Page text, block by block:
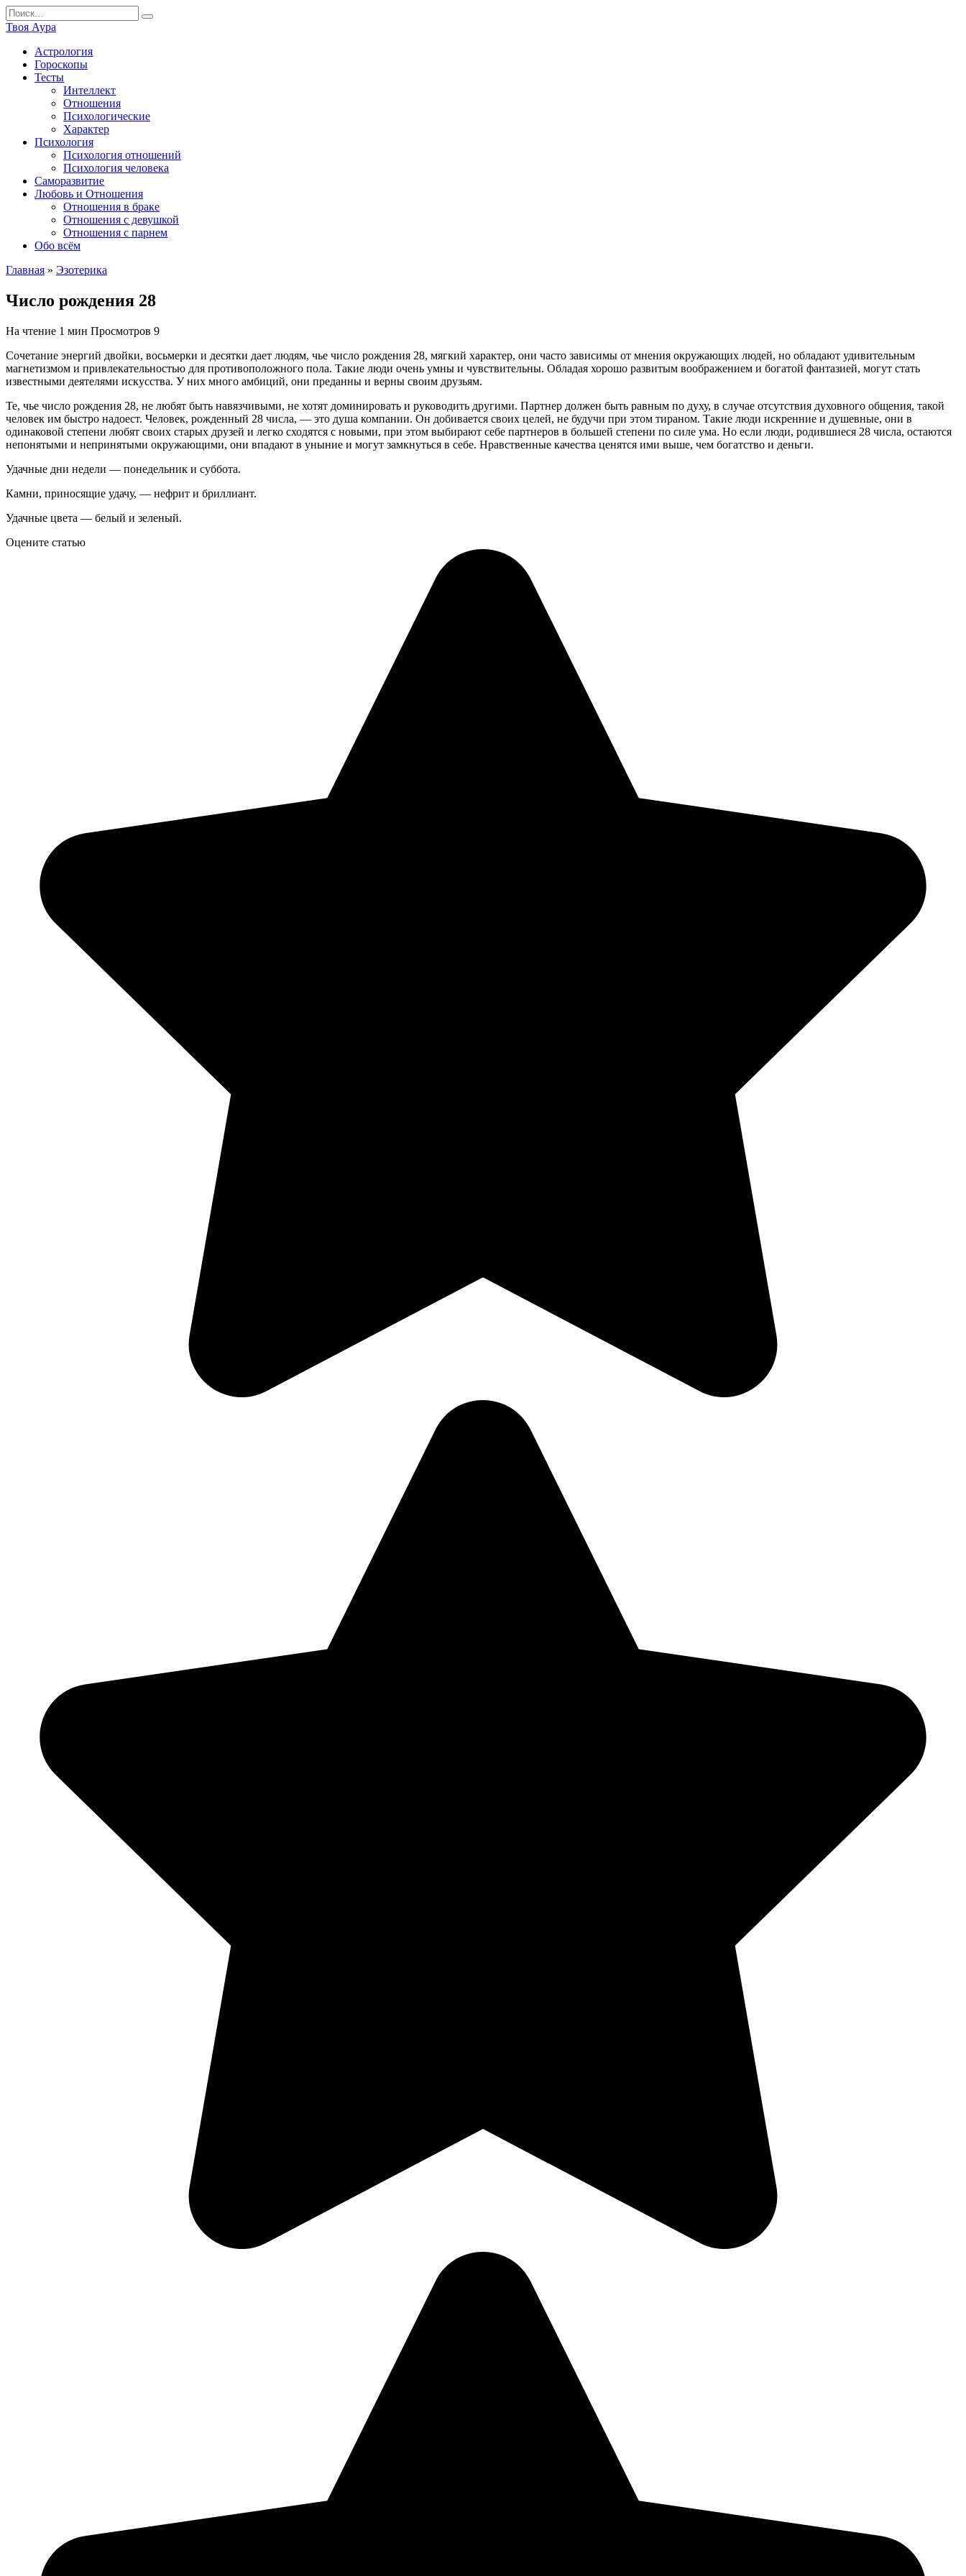
Перейти
к
содержанию
Search
for:
Твоя Аура
Астрология
Гороскопы
Тесты
Интеллект
Отношения
Психологические
Характер
Психология
Психология отношений
Психология человека
Саморазвитие
Любовь и Отношения
Отношения в браке
Отношения с девушкой
Отношения с парнем
Обо всём
Главная » Эзотерика
Число рождения 28
На чтение 1 мин Просмотров 9
Сочетание энергий двойки, восьмерки и десятки дает людям, чье число рождения 28, мягкий характер, они часто зависимы от мнения окружающих людей, но обладают удивительным
магнетизмом и привлекательностью для противоположного пола. Такие люди очень умны и чувствительны. Обладая хорошо развитым воображением и богатой фантазией, могут стать
известными деятелями искусства. У них много амбиций, они преданны и верны своим друзьям.
Те, чье число рождения 28, не любят быть навязчивыми, не хотят доминировать и руководить другими. Партнер должен быть равным по духу, в случае отсутствия духовного общения, такой
человек им быстро надоест. Человек, рожденный 28 числа, — это душа компании. Он добивается своих целей, не будучи при этом тираном. Такие люди искренние и душевные, они в
одинаковой степени любят своих старых друзей и легко сходятся с новыми, при этом выбирают себе партнеров в большей степени по силе ума. Но если люди, родившиеся 28 числа, остаются
непонятыми и непринятыми окружающими, они впадают в уныние и могут замкнуться в себе. Нравственные качества ценятся ими выше, чем богатство и деньги.
Удачные дни недели — понедельник и суббота.
Камни, приносящие удачу, — нефрит и бриллиант.
Удачные цвета — белый и зеленый.
Оцените статью